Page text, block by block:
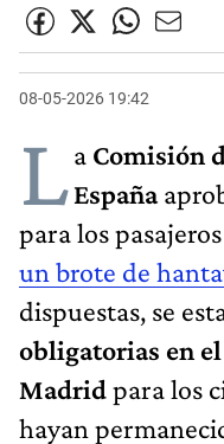
08-05-2026 19:42
La Comisión
España
para los
un brote de
dispuestas, se
obligatorias en
Madridpara los
hayan